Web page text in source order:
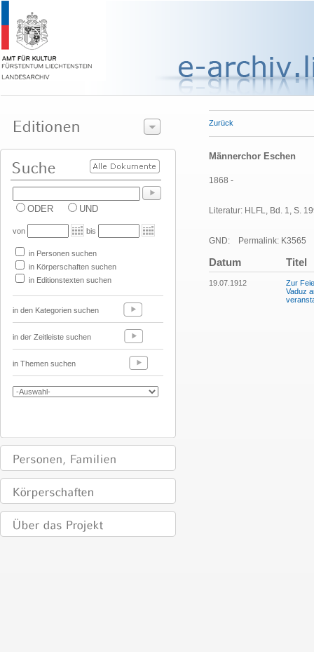
ODER UND
von bis
in Personen suchen
in Körperschaften suchen
in Editionstexten suchen
in den Kategorien suchen
in der Zeitleiste suchen
in Themen suchen
Zurück
Männerchor Eschen
1868 -
Literatur: HLFL, Bd. 1, S.
GND: Permalink: K3565
Datum Titel
19.07.1912
Zur
Vaduz